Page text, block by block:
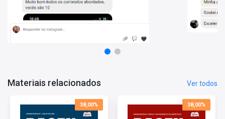
permitindo um redirecionamento estratégico de seus estudos
para as áreas que necessitam maior dedicação;
Estes são apenas alguns dos benefícios em adquirir o
Materiais relacionados Ver todos
38,00% 38,00%